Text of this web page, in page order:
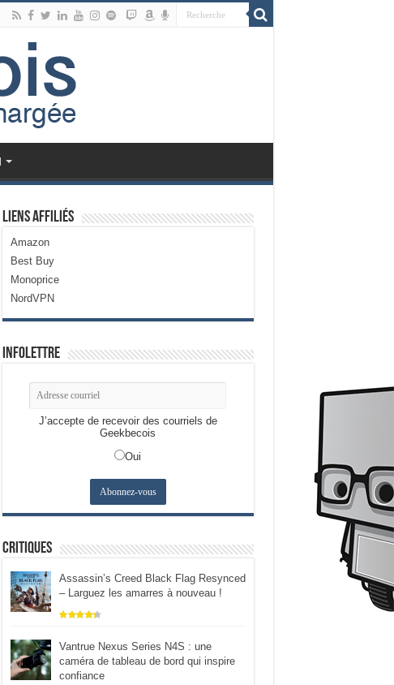
Liens Affiliés
Amazon
Best Buy
Monoprice
NordVPN
Infolettre
J’accepte de recevoir des courriels de
Geekbecois
Oui
Critiques
Assassin’s Creed Black Flag Resynced
– Larguez les amarres à nouveau !
Vantrue Nexus Series N4S : une
caméra de tableau de bord qui inspire
confiance